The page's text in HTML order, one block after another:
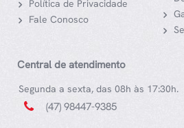
Política de Privacidade
Fale Conosco
Central de atendimento
Segunda a sexta, das 08h às 17:30h.
(47) 98447-9385